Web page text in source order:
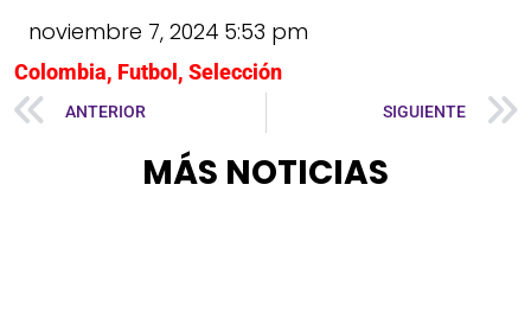
noviembre 7, 2024 5:53 pm
Colombia, Futbol, Selección
ANTERIOR SIGUIENTE
MÁS NOTICIAS